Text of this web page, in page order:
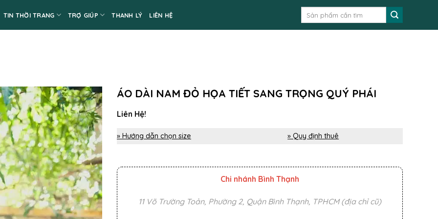
TIN THỜI TRANG TRỢ GIÚP THANH LÝ LIÊN HỆ
ÁO DÀI NAM ĐỎ HỌA TIẾT SANG TRỌNG QUÝ PHÁI
Liên Hệ!
» Hướng dẫn chọn size » Quy định thuê
Chi nhánh Bình Thạnh
11 Võ Trường Toản, Phường 2, Quận Bình Thạnh, TPHCM (địa chỉ cũ)